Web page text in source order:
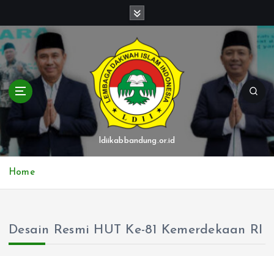
i
p
o
c
o
e
ldiikabbandung.or.id
Home
Desain Resmi HUT Ke-81 Kemerdekaan RI